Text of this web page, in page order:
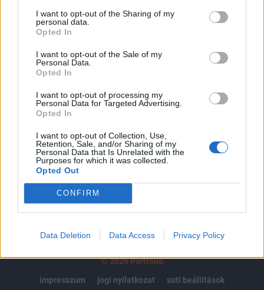
I want to opt-out of the Sharing of my
personal data.
Opted In
I want to opt-out of the Sale of my
Personal Data.
Opted In
I want to opt-out of processing my
Personal Data for Targeted Advertising.
Opted In
I want to opt-out of Collection, Use,
Retention, Sale, and/or Sharing of my
Personal Data that Is Unrelated with the
Purposes for which it was collected.
Opted Out
CONFIRM
Data Deletion Data Access Privacy Policy
tartozik, melynek olvasása előfizetéses
regisztrációhoz kötött.
Az előfizetés a következőket tartalmazza:
Portfolio.hu teljes cikkarchívum
kötéslistái
MÁR ELŐFIZETŐNK VAGY?
© 2026 Portfolio
impresszum
jogi nyilatkozat süti beállítások